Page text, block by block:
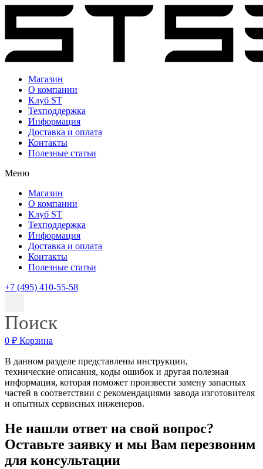
содержимому
Магазин
О компании
Клуб ST
Техподдержка
Информация
Доставка и оплата
Контакты
Полезные статьи
Меню
Магазин
О компании
Клуб ST
Техподдержка
Информация
Доставка и оплата
Контакты
Полезные статьи
+7 (495) 410-55-58
Поиск
0 ₽ Корзина
В данном разделе представлены инструкции,
технические описания, коды ошибок и другая полезная
информация, которая поможет произвести замену запасных
частей в соответствии с рекомендациями завода изготовителя
и опытных сервисных инженеров.
Не нашли ответ на свой вопрос?
Оставьте заявку и мы Вам перезвоним
для консультации